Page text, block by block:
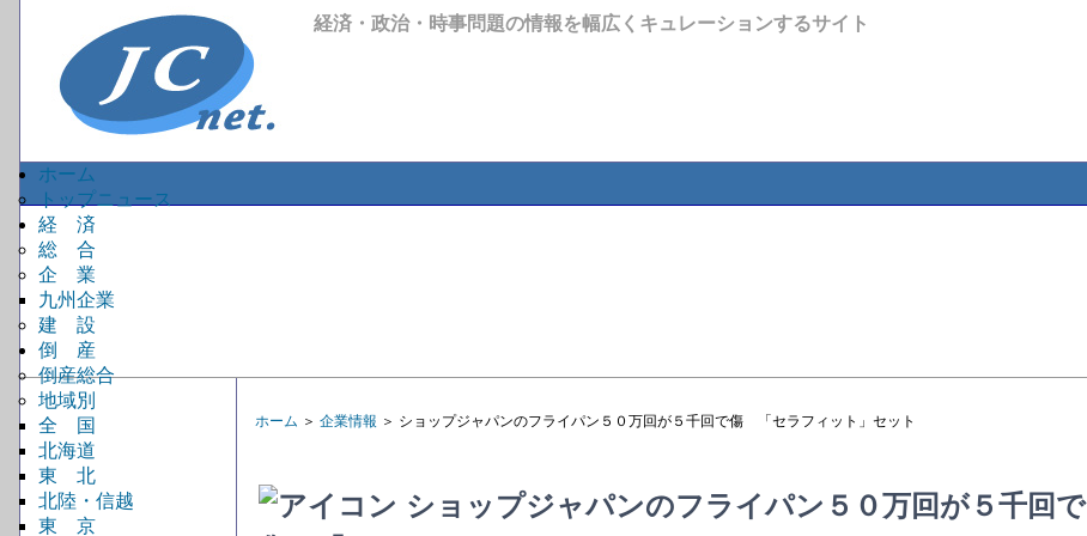
経済・政治・時事問題の情報を幅広くキュレーションするサイト
ホーム
トップニュース
経 済
総 合
企 業
九州企業
建 設
倒 産
倒産総合
地域別
全 国
北海道
東 北
北陸・信越
東 京
ホーム ＞ 企業情報 ＞ ショップジャパンのフライパン５０万回が５千回で傷 「セラフィット」セット
ショップジャパンのフライパン５０万回が５千回で